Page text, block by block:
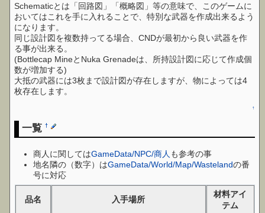
Schematicとは「回路図」「概略図」等の意味で、このゲームに
おいてはこれを手に入れることで、特別な武器を作成出来るよう
になります。
同じ設計図を複数持ってる場合、CNDが最初から良い武器を作
る事が出来る。
(Bottlecap MineとNuka Grenadeは、所持設計図に応じて作成個
数が増加する)
大抵の武器には3枚まで設計図が存在しますが、物によっては4
枚存在します。
↑
一覧†
商人に関してはGameData/NPC/商人 も参考の事
地名隣の（数字）はGameData/World/Map/Wastelandの番
号に対応
品名 入手場所
材料アイ
テム